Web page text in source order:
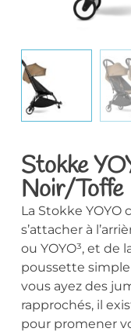
Stokke
Noir/Toffe
La Stokke
s’attacher à
ou YOYO³, et de
poussette
vous ayez des
rapprochés, il
pour promener